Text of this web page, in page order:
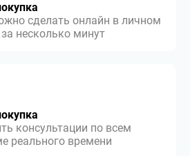
сделать онлайн в личном
несколько минут
консультации по всем
реального времени